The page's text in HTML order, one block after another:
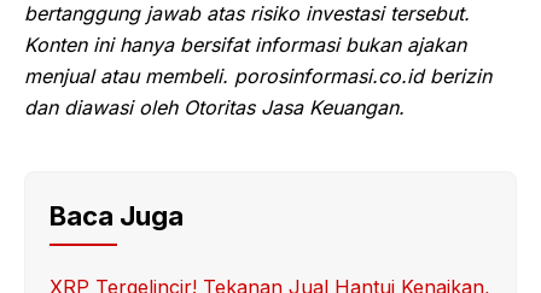
bertanggung jawab atas risiko investasi tersebut.
Konten ini hanya bersifat informasi bukan ajakan
menjual atau membeli. porosinformasi.co.id berizin
dan diawasi oleh Otoritas Jasa Keuangan.
Baca Juga
XRP Tergelincir! Tekanan Jual Hantui Kenaikan,